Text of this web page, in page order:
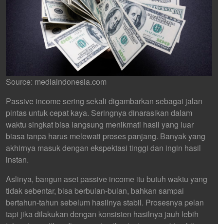
Source: mediaindonesia.com
Passive income sering sekali digambarkan sebagai jalan
pintas untuk cepat kaya. Seringnya dinarasikan dalam
waktu singkat bisa langsung menikmati hasil yang luar
biasa tanpa harus melewati proses panjang. Banyak yang
akhirnya masuk dengan ekspektasi tinggi dan ingin hasil
instan.
Aslinya, bangun aset passive income itu butuh waktu yang
tidak sebentar, bisa berbulan-bulan, bahkan sampai
bertahun-tahun sebelum hasilnya stabil. Prosesnya pelan
tapi jika dilakukan dengan konsisten hasilnya jauh lebih